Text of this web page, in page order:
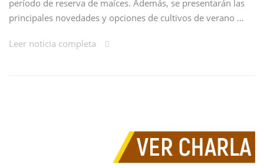
período de reserva de maíces. Además, se presentarán las
principales novedades y opciones de cultivos de verano …
Leer noticia completa